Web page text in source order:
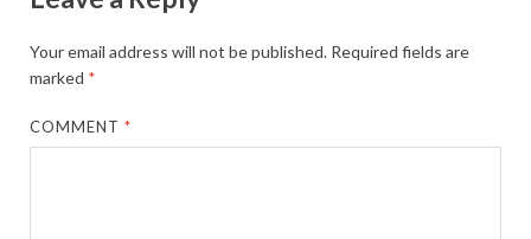
Your email address will not be published. Required fields are
marked *
COMMENT*